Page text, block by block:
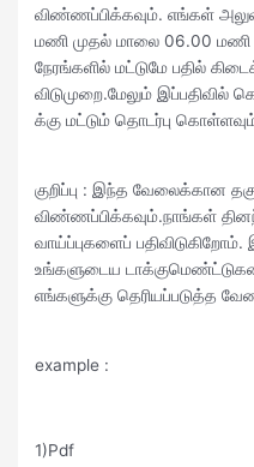
விண்ணப்பிக்கவும். எங்கள்
மணி முதல் மாலை 06.00 மணி
நேரங்களில் மட்டுமே பதில்
விடுமுறை.மேலும் இப்பதிவில்
க்கு மட்டும் தொடர்பு
குறிப்பு : இந்த வேலைக்கான
விண்ணப்பிக்கவும்.நாங்கள்
வாய்ப்புகளைப்
உங்களுடைய
எங்களுக்கு தெரியப்படுத்த
example :
1)Pdf